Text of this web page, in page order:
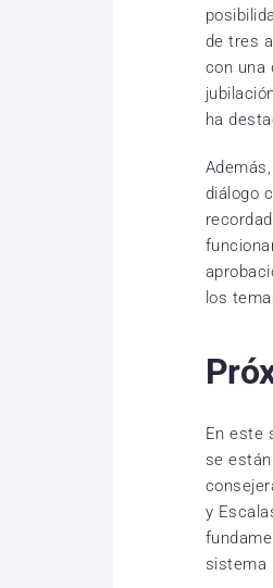
de tres
con una
ha
diálogo
los
En este
se
y
sistema